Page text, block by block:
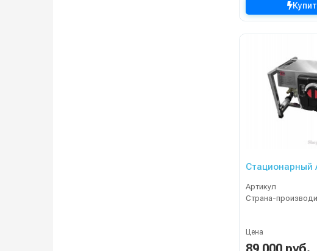
Стационарный
Артикул
Страна-
Цена